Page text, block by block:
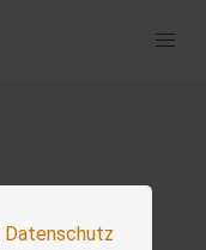
Datenschutz